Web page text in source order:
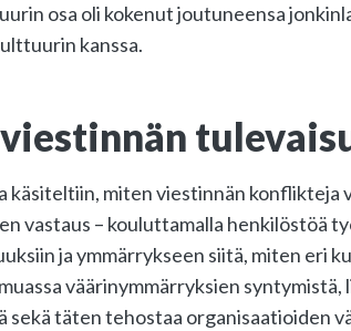
osa oli kokenut joutuneensa
kanssa.
käsiteltiin, miten viestinnän konflikteja
vastaus – kouluttamalla henkilöstöä
ja ymmärrykseen siitä, miten eri
väärinymmärryksien
sekä täten tehostaa organisaatioiden